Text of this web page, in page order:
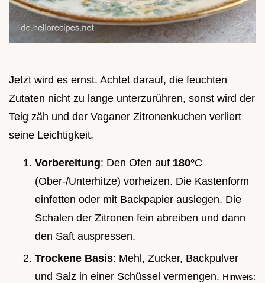
Jetzt wird es ernst. Achtet darauf, die feuchten
Zutaten nicht zu lange unterzurühren, sonst wird der
Teig zäh und der Veganer Zitronenkuchen verliert
seine Leichtigkeit.
Vorbereitung: Den Ofen auf 180°C
(Ober-/Unterhitze) vorheizen. Die Kastenform
einfetten oder mit Backpapier auslegen. Die
Schalen der Zitronen fein abreiben und dann
den Saft auspressen.
Trockene Basis: Mehl, Zucker, Backpulver
und Salz in einer Schüssel vermengen. Hinweis: